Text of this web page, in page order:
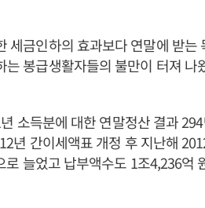
세금인하의 효과보다 연말에 받
는 봉급생활자들의 불만이 터져 나
소득분에 대한 연말정산 결과
년 간이세액표 개정 후 지난해
로 늘었고 납부액수도 1조4,236억